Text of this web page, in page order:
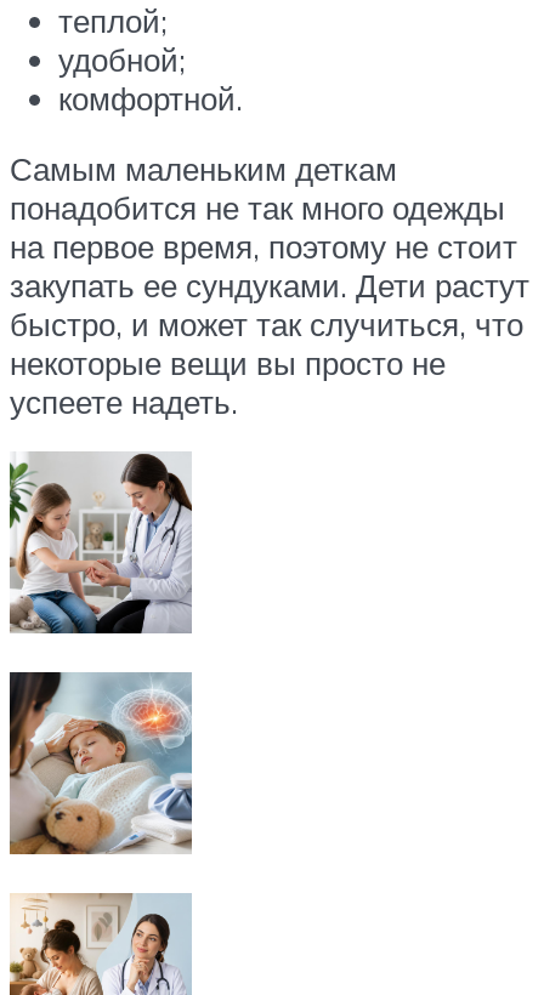
теплой;
удобной;
комфортной.
Самым маленьким деткам
понадобится не так много одежды
на первое время, поэтому не стоит
закупать ее сундуками. Дети растут
быстро, и может так случиться, что
некоторые вещи вы просто не
успеете надеть.